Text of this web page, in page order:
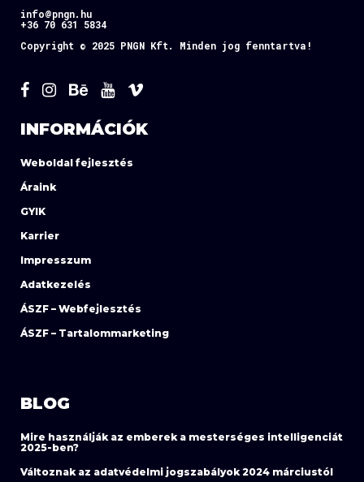
info@pngn.hu
+36 70 631 5834
Copyright © 2025 PNGN Kft. Minden jog fenntartva!
INFORMÁCIÓK
Weboldal fejlesztés
Áraink
GYIK
Karrier
Impresszum
Adatkezelés
ÁSZF – Webfejlesztés
ÁSZF – Tartalommarketing
BLOG
Mire használják az emberek a mesterséges intelligenciát
2025-ben?
Változnak az adatvédelmi jogszabályok 2024 márciustól